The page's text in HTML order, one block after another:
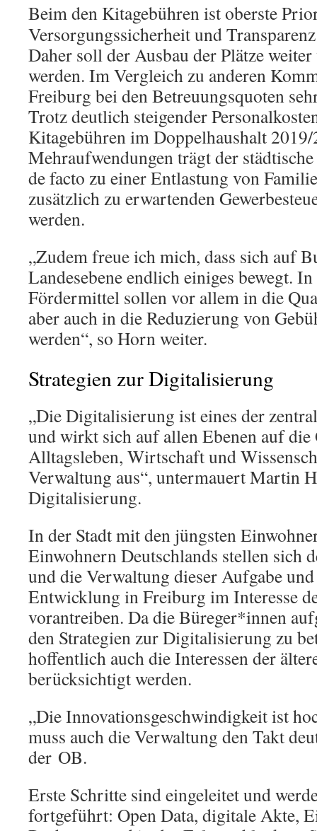
Beim den Kitagebühren ist oberste
Versorgungssicherheit und
Daher soll der Ausbau der Plätze
werden. Im Vergleich zu anderen
Freiburg bei den Betreuungsquoten
Trotz deutlich steigender
Kitagebühren im Doppelhaushalt
Mehraufwendungen trägt der
de facto zu einer Entlastung von
zusätzlich zu erwartenden
werden.
„Zudem freue ich mich, dass sich auf
Landesebene endlich einiges bewegt.
Fördermittel sollen vor allem in die
aber auch in die Reduzierung von
werden“, so Horn weiter.
Strategien zur Digitalisierung
„Die Digitalisierung ist eines der
und wirkt sich auf allen Ebenen auf die
Alltagsleben, Wirtschaft und
Verwaltung aus“, untermauert Martin
Digitalisierung.
In der Stadt mit den jüngsten
Einwohnern Deutschlands stellen sich
und die Verwaltung dieser Aufgabe
Entwicklung in Freiburg im Interesse
vorantreiben. Da die Büreger*innen
den Strategien zur Digitalisierung zu
hoffentlich auch die Interessen der
berücksichtigt werden.
„Die Innovationsgeschwindigkeit ist
muss auch die Verwaltung den Takt
der OB.
Erste Schritte sind eingeleitet und
fortgeführt: Open Data, digitale Akte,